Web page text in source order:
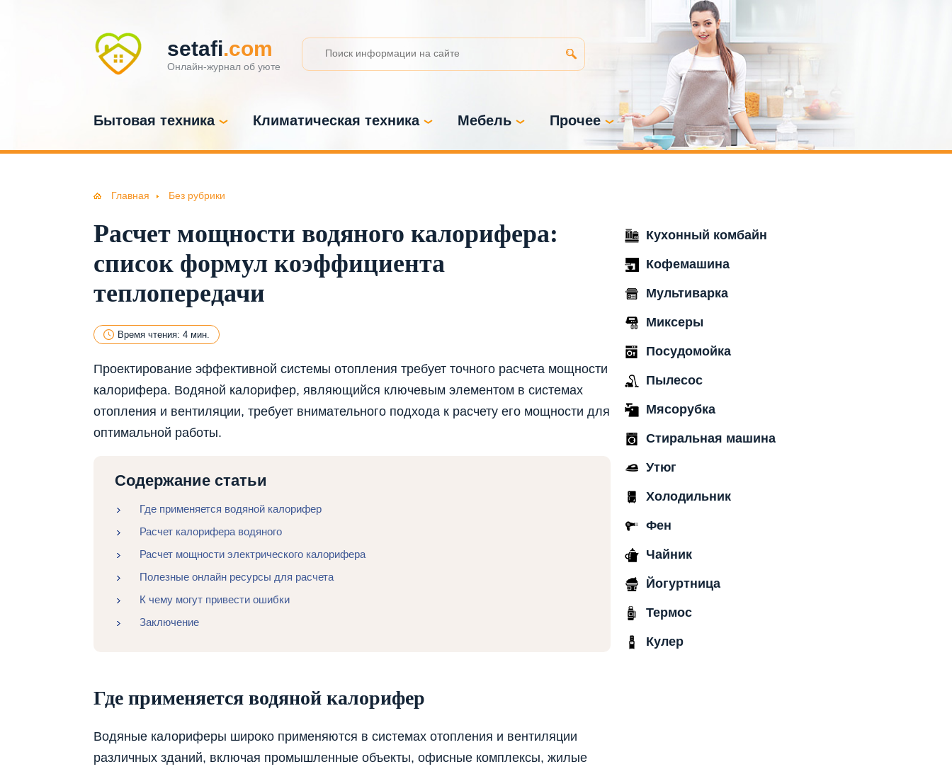
setafi.com
Онлайн-журнал об уюте
Бытовая техника Климатическая техника Мебель Прочее
Главная Без рубрики
Расчет мощности водяного калорифера:
список формул коэффициента
теплопередачи
Время чтения: 4 мин.
Проектирование эффективной системы отопления требует точного расчета мощности
калорифера. Водяной калорифер, являющийся ключевым элементом в системах
отопления и вентиляции, требует внимательного подхода к расчету его мощности для
оптимальной работы.
Содержание статьи
Где применяется водяной калорифер
Расчет калорифера водяного
Расчет мощности электрического калорифера
Полезные онлайн ресурсы для расчета
К чему могут привести ошибки
Заключение
Где применяется водяной калорифер
Водяные калориферы широко применяются в системах отопления и вентиляции
различных зданий, включая промышленные объекты, офисные комплексы, жилые
Кухонный комбайн
Кофемашина
Мультиварка
Миксеры
Посудомойка
Пылесос
Мясорубка
Стиральная машина
Утюг
Холодильник
Фен
Чайник
Йогуртница
Термос
Кулер